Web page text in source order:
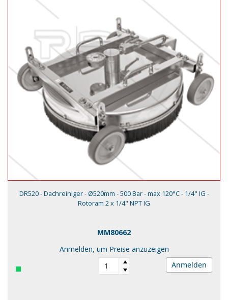
DR520 - Dachreiniger - Ø520mm - 500 Bar - max 120°C - 1/4" IG -
Rotoram 2 x 1/4" NPT IG
MM80662
Anmelden, um Preise anzuzeigen
Anmelden